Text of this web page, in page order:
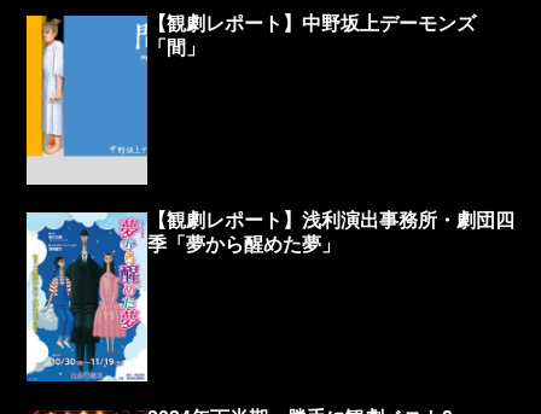
【観劇レポート】中野坂上デーモンズ
「間」
【観劇レポート】浅利演出事務所・劇団四
季「夢から醒めた夢」